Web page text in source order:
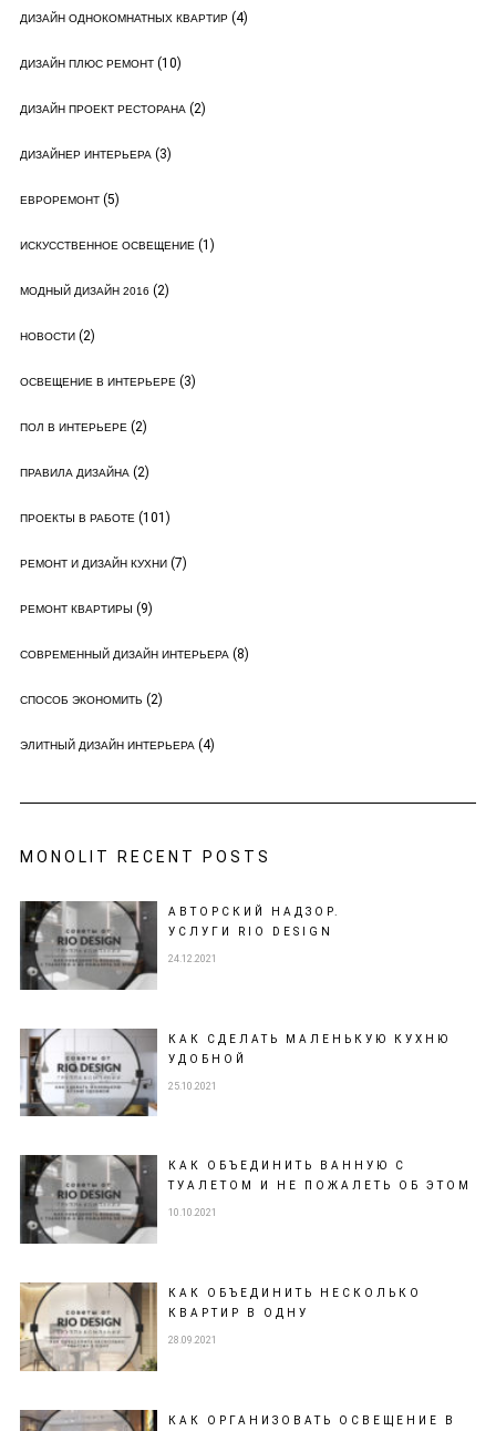
ДИЗАЙН ОДНОКОМНАТНЫХ КВАРТИР(4)
ДИЗАЙН ПЛЮС РЕМОНТ(10)
ДИЗАЙН ПРОЕКТ РЕСТОРАНА(2)
ДИЗАЙНЕР ИНТЕРЬЕРА(3)
ЕВРОРЕМОНТ(5)
ИСКУССТВЕННОЕ ОСВЕЩЕНИЕ(1)
МОДНЫЙ ДИЗАЙН 2016 (2)
НОВОСТИ(2)
ОСВЕЩЕНИЕ В ИНТЕРЬЕРЕ(3)
ПОЛ В ИНТЕРЬЕРЕ(2)
ПРАВИЛА ДИЗАЙНА(2)
ПРОЕКТЫ В РАБОТЕ(101)
РЕМОНТ И ДИЗАЙН КУХНИ(7)
РЕМОНТ КВАРТИРЫ (9)
СОВРЕМЕННЫЙ ДИЗАЙН ИНТЕРЬЕРА(8)
СПОСОБ ЭКОНОМИТЬ (2)
ЭЛИТНЫЙ ДИЗАЙН ИНТЕРЬЕРА(4)
MONOLIT RECENT POSTS
АВТОРСКИЙ НАДЗОР.
УСЛУГИ RIO DESIGN
24.12.2021
КАК СДЕЛАТЬ МАЛЕНЬКУЮ КУХНЮ
УДОБНОЙ
25.10.2021
КАК ОБЪЕДИНИТЬ ВАННУЮ С
ТУАЛЕТОМ И НЕ ПОЖАЛЕТЬ ОБ ЭТОМ
10.10.2021
КАК ОБЪЕДИНИТЬ НЕСКОЛЬКО
КВАРТИР В ОДНУ
28.09.2021
КАК ОРГАНИЗОВАТЬ ОСВЕЩЕНИЕ В